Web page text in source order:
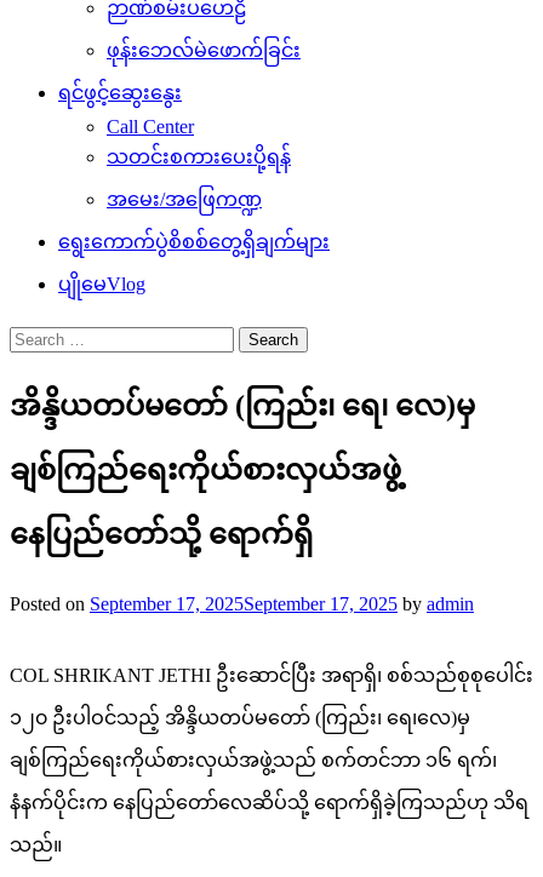
ဉာဏ်စမ်းပဟေဠိ
ဖုန်းဘေလ်မဲဖောက်ခြင်း
ရင်ဖွင့်ဆွေးနွေး
Call Center
သတင်းစကားပေးပို့ရန်
အမေး/အဖြေကဏ္ဍ
ရွေးကောက်ပွဲစိစစ်တွေ့ရှိချက်များ
ပျိုမေVlog
Search
for:
အိန္ဒိယတပ်မတော် (ကြည်း၊ ရေ၊ လေ)မှ
ချစ်ကြည်ရေးကိုယ်စားလှယ်အဖွဲ့
နေပြည်တော်သို့ ရောက်ရှိ
Posted on September 17, 2025September 17, 2025 by admin
COL SHRIKANT JETHI ဦးဆောင်ပြီး အရာရှိ၊ စစ်သည်စုစုပေါင်း
၁၂၀ ဦးပါဝင်သည့် အိန္ဒိယတပ်မတော် (ကြည်း၊ ရေ၊လေ)မှ
ချစ်ကြည်ရေးကိုယ်စားလှယ်အဖွဲ့သည် စက်တင်ဘာ ၁၆ ရက်၊
နံနက်ပိုင်းက နေပြည်တော်လေဆိပ်သို့ ရောက်ရှိခဲ့ကြသည်ဟု သိရ
သည်။